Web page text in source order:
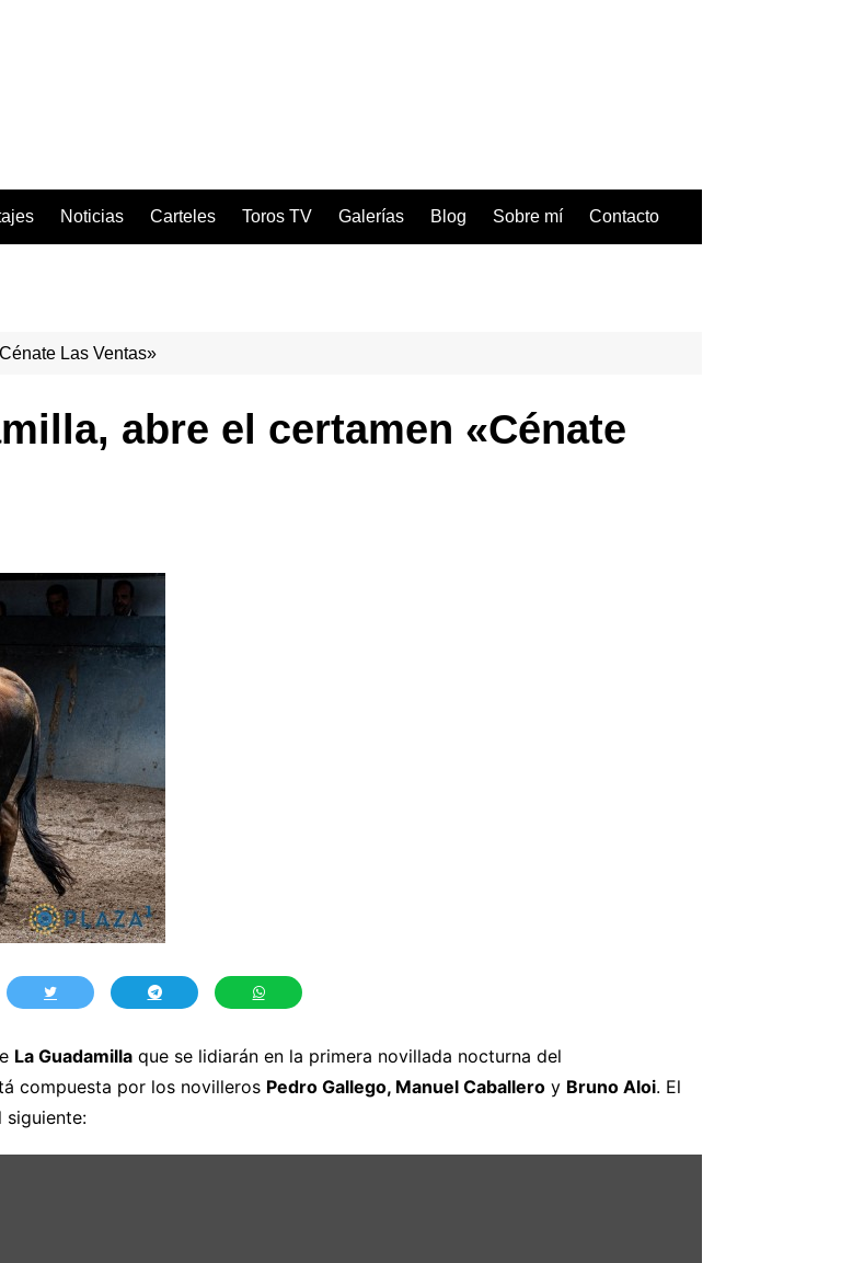
Noticias Carteles Toros TV Galerías Blog Sobre mí Contacto
Las Ventas»
abre el certamen «Cénate
La Guadamilla que se lidiarán en la primera novillada nocturna del
compuesta por los novilleros Pedro Gallego, Manuel Caballero y Bruno Aloi. El
siguiente: